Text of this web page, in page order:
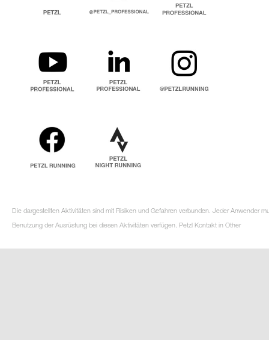
Die dargestellten Aktivitäten sind mit Risiken und Gefahren verbunden. Jeder Anwender
Benutzung der Ausrüstung bei diesen Aktivitäten verfügen. Petzl Kontakt in Other